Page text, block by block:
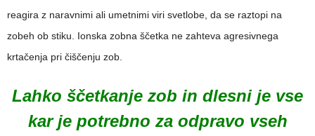
reagira z naravnimi ali umetnimi viri svetlobe, da se raztopi na
zobeh ob stiku. Ionska zobna ščetka ne zahteva agresivnega
krtačenja pri čiščenju zob.
Lahko ščetkanje zob in dlesni je vse
kar je potrebno za odpravo vseh